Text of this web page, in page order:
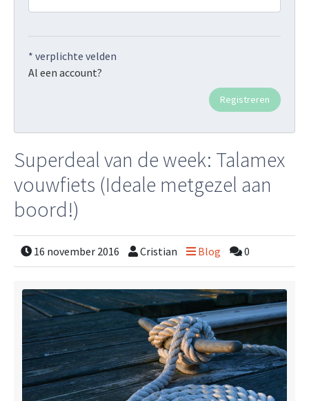
* verplichte velden
Al een account?
Superdeal van de week: Talamex
vouwfiets (Ideale metgezel aan
boord!)
16 november 2016 Cristian Blog 0